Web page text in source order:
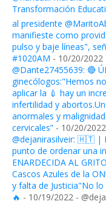
Transformación
al presidente
manifieste como
pulso y baje líneas",
#1020AM - 10/20/2022
@Dante27455639: 🔴
ginecólogos:"Hemos
aplicar la 💉 hay un
infertilidad y
anormales y
cervicales” - 10/20/2022
@dejanirasilveir: 🇭🇹 |
punto de ordenar una
ENARDECIDA AL
Cascos Azules de la
y falta de Justicia"No lo
🔥 - 10/19/2022 -